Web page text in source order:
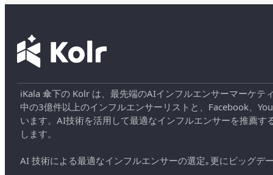
iKala 傘下の Kolr は、最先端のAIインフルエンサーマーケ
中の3億件以上のインフルエンサーリストと、Facebook、
います。AI技術を活用して最適なインフルエンサーを推薦
します。
AI 技術による最適なインフルエンサーの選定｡更にビッグデ